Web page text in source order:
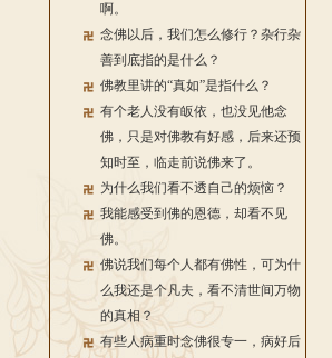
啊。
念佛以后，我们怎么修行？杂行杂
善到底指的是什么？
佛教里讲的“真如”是指什么？
有个老人没有皈依，也没见他念
佛，只是对佛教有好感，后来还预
知时至，临走前说佛来了。
为什么我们看不透自己的烦恼？
我能感受到佛的恩德，却看不见
佛。
佛说我们每个人都有佛性，可为什
么我还是个凡夫，看不清世间万物
的真相？
有些人病重时念佛很专一，病好后